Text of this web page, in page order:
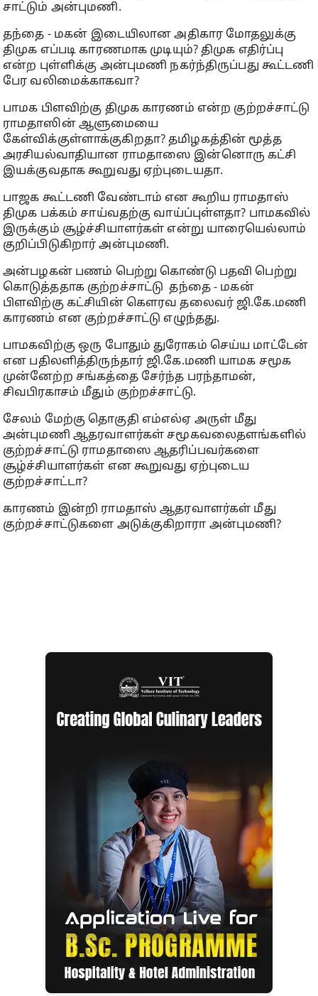
சாட்டும் அன்புமணி.
தந்தை - மகன் இடையிலான அதிகார மோதலுக்கு
திமுக எப்படி காரணமாக முடியும்? திமுக எதிர்ப்பு
என்ற புள்ளிக்கு அன்புமணி நகர்ந்திருப்பது கூட்டணி
பேர வலிமைக்காகவா?
பாமக பிளவிற்கு திமுக காரணம் என்ற குற்றச்சாட்டு
ராமதாஸின் ஆளுமையை
கேள்விக்குள்ளாக்குகிறதா? தமிழகத்தின் மூத்த
அரசியல்வாதியான ராமதாஸை இன்னொரு கட்சி
இயக்குவதாக கூறுவது ஏற்புடையதா.
பாஜக கூட்டணி வேண்டாம் என கூறிய ராமதாஸ்
திமுக பக்கம் சாய்வதற்கு வாய்ப்புள்ளதா? பாமகவில்
இருக்கும் சூழ்ச்சியாளர்கள் என்று யாரையெல்லாம்
குறிப்பிடுகிறார் அன்புமணி.
அன்பழகன் பணம் பெற்று கொண்டு பதவி பெற்று
கொடுத்ததாக குற்றச்சாட்டு தந்தை - மகன்
பிளவிற்கு கட்சியின் கௌரவ தலைவர் ஜி.கே.மணி
காரணம் என குற்றச்சாட்டு எழுந்தது.
பாமகவிற்கு ஒரு போதும் துரோகம் செய்ய மாட்டேன்
என பதிலளித்திருந்தார் ஜி.கே.மணி யாமக சமூக
முன்னேற்ற சங்கத்தை சேர்ந்த பரந்தாமன்,
சிவபிரகாசம் மீதும் குற்றச்சாட்டு.
சேலம் மேற்கு தொகுதி எம்எல்ஏ அருள் மீது
அன்புமணி ஆதரவாளர்கள் சமூகவலைதளங்களில்
குற்றச்சாட்டு ராமதாஸை ஆதரிப்பவர்களை
சூழ்ச்சியாளர்கள் என கூறுவது ஏற்புடைய
குற்றச்சாட்டா?
காரணம் இன்றி ராமதாஸ் ஆதரவாளர்கள் மீது
குற்றச்சாட்டுகளை அடுக்குகிறாரா அன்புமணி?